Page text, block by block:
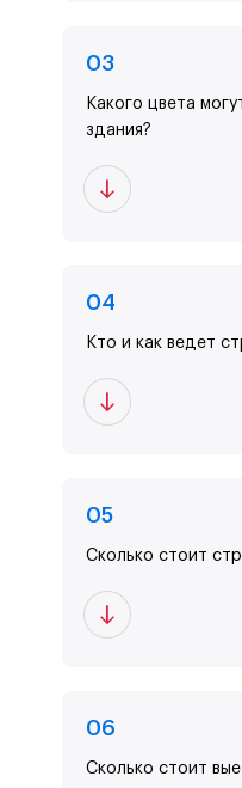
03
Какого цвета
здания?
04
Кто и как ведет
05
Сколько стоит
06
Сколько стоит